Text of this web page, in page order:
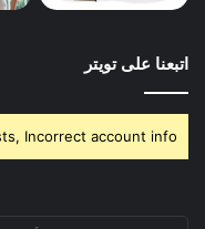
اتبعنا على تويتر
Incorrect account info.